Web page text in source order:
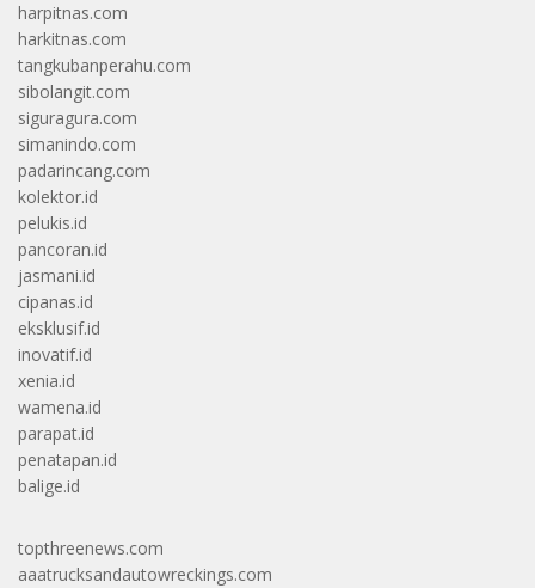
harpitnas.com
harkitnas.com
tangkubanperahu.com
sibolangit.com
siguragura.com
simanindo.com
padarincang.com
kolektor.id
pelukis.id
pancoran.id
jasmani.id
cipanas.id
eksklusif.id
inovatif.id
xenia.id
wamena.id
parapat.id
penatapan.id
balige.id
topthreenews.com
aaatrucksandautowreckings.com